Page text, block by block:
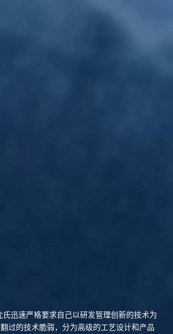
迅速严格要求自己以研发管理创新的技术为
过的技术脆弱，分为高级的工艺设计和产品